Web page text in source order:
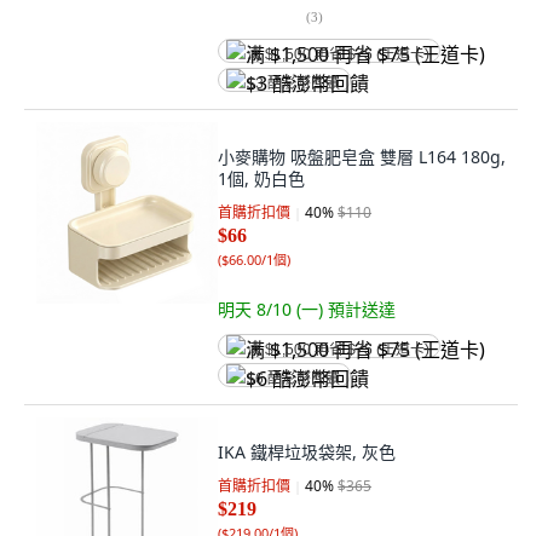
(3)
满 $1,500 再省 $75 (王道卡)
$3 酷澎幣回饋
小麥購物 吸盤肥皂盒 雙層 L164 180g,
1個, 奶白色
首購折扣價 40%$110
$66
($66.00/1個)
明天 8/10 (一) 預計送達
满 $1,500 再省 $75 (王道卡)
$6 酷澎幣回饋
IKA 鐵桿垃圾袋架, 灰色
首購折扣價 40%$365
$219